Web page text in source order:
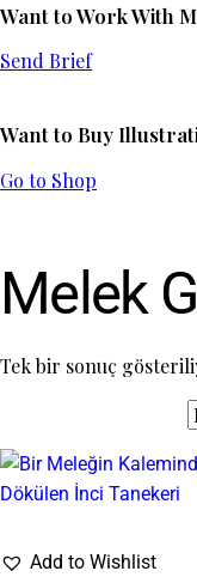
Want to Work With
Send Brief
Want to Buy
Go to Shop
Melek
Tek bir sonuç
Add to Wishlist